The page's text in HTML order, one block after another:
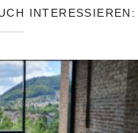
INTERESSIEREN: